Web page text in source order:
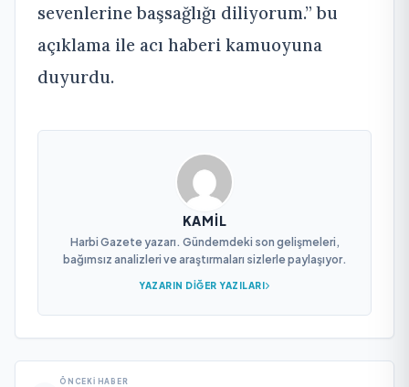
sevenlerine başsağlığı diliyorum.” bu
açıklama ile acı haberi kamuoyuna
duyurdu.
KAMIL
Harbi Gazete yazarı. Gündemdeki son gelişmeleri,
bağımsız analizleri ve araştırmaları sizlerle paylaşıyor.
YAZARIN DIĞER YAZILARI
ÖNCEKI HABER